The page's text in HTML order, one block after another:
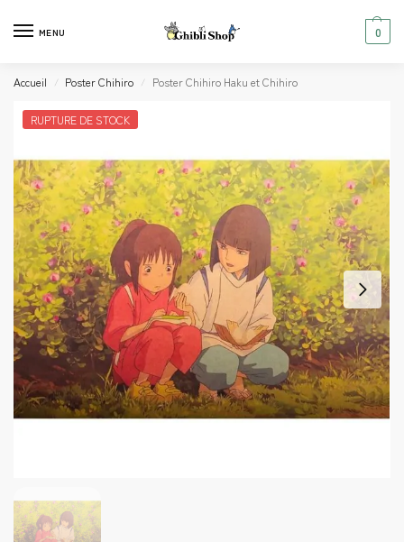
MENU 0
Accueil / Poster Chihiro / Poster Chihiro Haku et Chihiro
RUPTURE DE STOCK